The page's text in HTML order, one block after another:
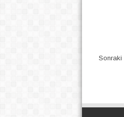
Sonraki